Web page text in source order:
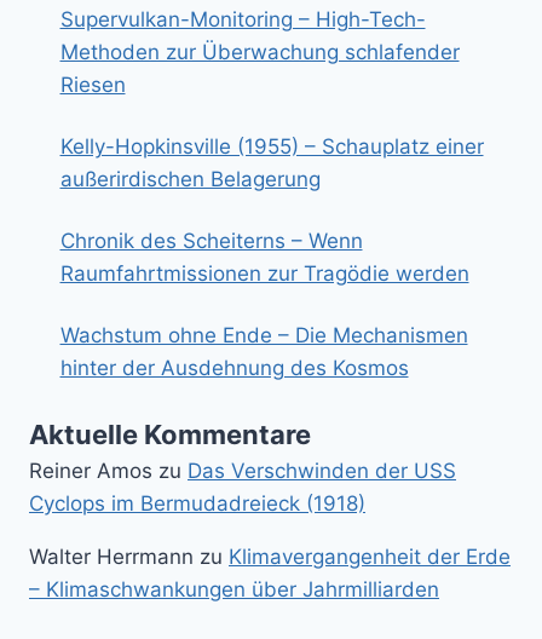
Supervulkan-Monitoring – High-Tech-
Methoden zur Überwachung schlafender
Riesen
Kelly-Hopkinsville (1955) – Schauplatz einer
außerirdischen Belagerung
Chronik des Scheiterns – Wenn
Raumfahrtmissionen zur Tragödie werden
Wachstum ohne Ende – Die Mechanismen
hinter der Ausdehnung des Kosmos
Aktuelle Kommentare
Reiner Amos zu Das Verschwinden der USS
Cyclops im Bermudadreieck (1918)
Walter Herrmann zu Klimavergangenheit der Erde
– Klimaschwankungen über Jahrmilliarden